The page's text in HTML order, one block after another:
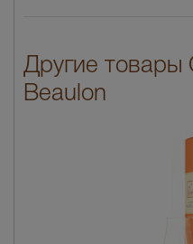
Другие товары
Beaulon